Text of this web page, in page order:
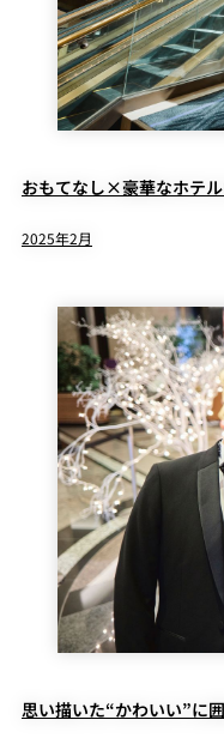
おもてなし×豪華なホテ
2025年2月
思い描いた“かわいい”に